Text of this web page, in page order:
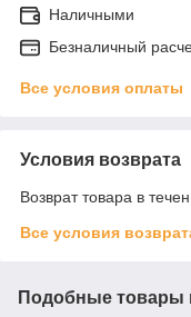
Наличными
Безналичный
Все условия оплаты
Условия возврата
Возврат товара в
Все условия
Подобные товары